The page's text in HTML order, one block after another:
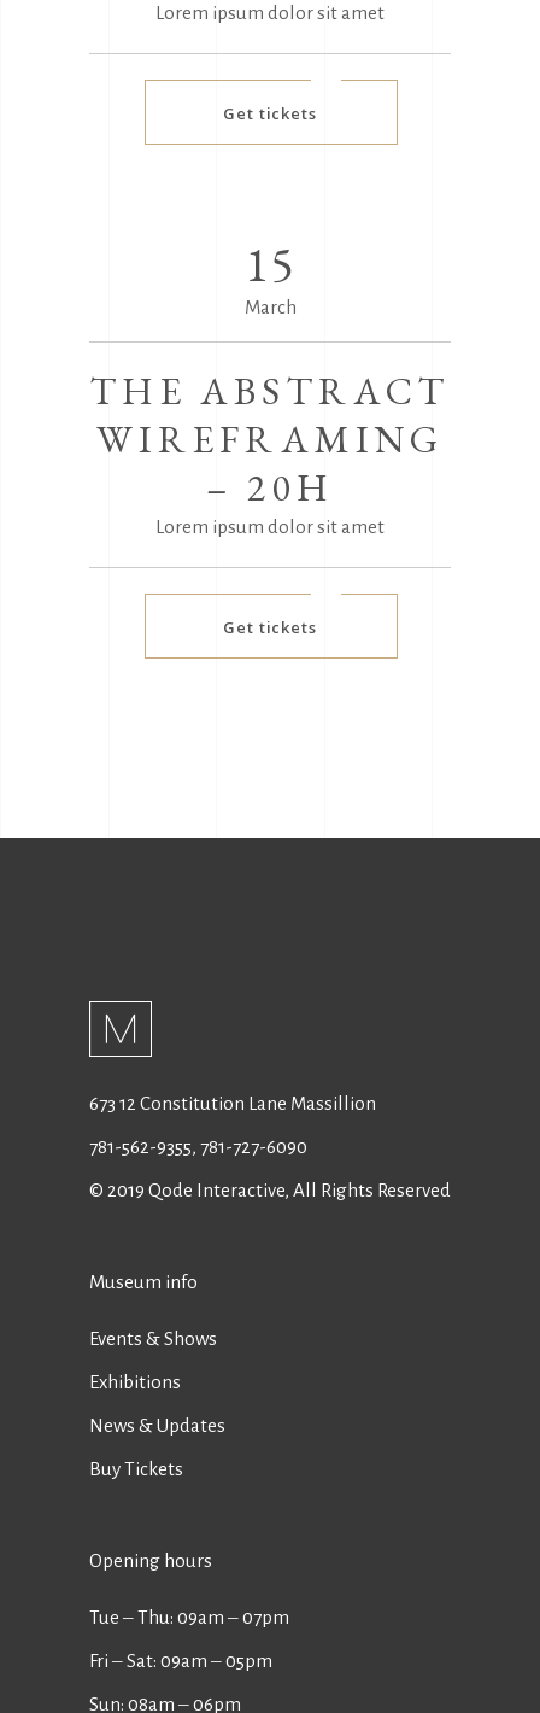
Lorem ipsum dolor sit amet
Get tickets
15
March
THE ABSTRACT
WIREFRAMING
– 20H
Lorem ipsum dolor sit amet
Get tickets
673 12 Constitution Lane Massillion
781-562-9355, 781-727-6090
© 2019 Qode Interactive, All Rights Reserved
Museum info
Events & Shows
Exhibitions
News & Updates
Buy Tickets
Opening hours
Tue ‒ Thu: 09am ‒ 07pm
Fri ‒ Sat: 09am ‒ 05pm
Sun: 08am ‒ 06pm